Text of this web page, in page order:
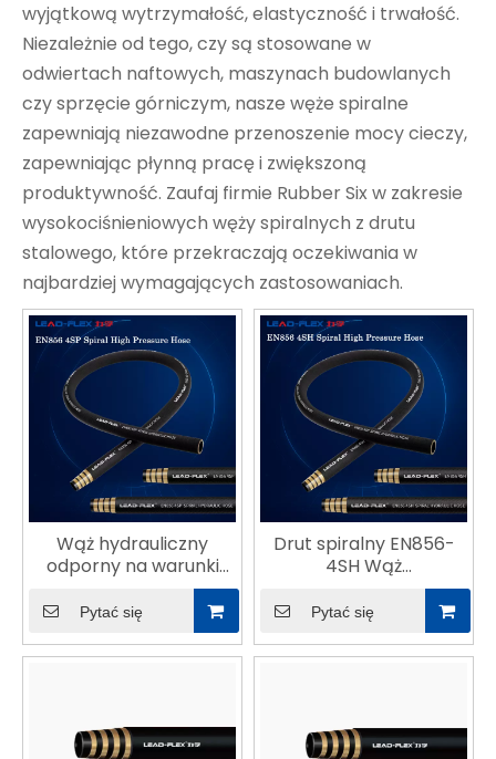
wyjątkową wytrzymałość, elastyczność i trwałość.
Niezależnie od tego, czy są stosowane w
odwiertach naftowych, maszynach budowlanych
czy sprzęcie górniczym, nasze węże spiralne
zapewniają niezawodne przenoszenie mocy cieczy,
zapewniając płynną pracę i zwiększoną
produktywność. Zaufaj firmie Rubber Six w zakresie
wysokociśnieniowych węży spiralnych z drutu
stalowego, które przekraczają oczekiwania w
najbardziej wymagających zastosowaniach.
Wąż hydrauliczny
odporny na warunki
atmosferyczne EN856-
4SP
Pytać się
Drut spiralny EN856-
4SH Wąż
wysokociśnieniowy
Pytać się